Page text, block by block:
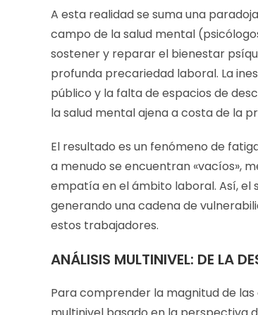
A esta realidad se suma una
campo de la salud mental
sostener y reparar el bienestar
profunda precariedad laboral. La
público y la falta de espacios de
la salud mental ajena a costa de la
El resultado es un fenómeno de
a menudo se encuentran «vacíos»,
empatía en el ámbito laboral. Así, el
generando una cadena de
estos trabajadores.
ANÁLISIS MULTINIVEL: DE LA
Para comprender la magnitud de